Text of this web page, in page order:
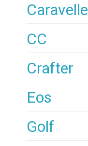
Caravelle
CC
Crafter
Eos
Golf